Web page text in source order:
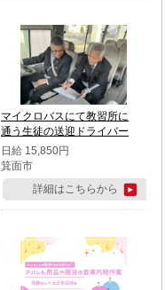
マイクロバスにて教習所に
通う生徒の送迎ドライバー
日給 15,850円
箕面市
詳細はこちらから